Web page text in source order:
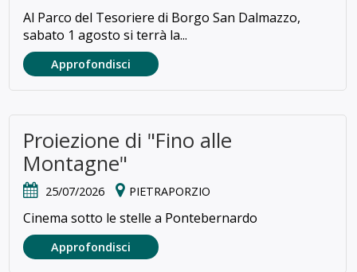
Al Parco del Tesoriere di Borgo San Dalmazzo,
sabato 1 agosto si terrà la...
Approfondisci
Proiezione di "Fino alle
Montagne"
25/07/2026 PIETRAPORZIO
Cinema sotto le stelle a Pontebernardo
Approfondisci